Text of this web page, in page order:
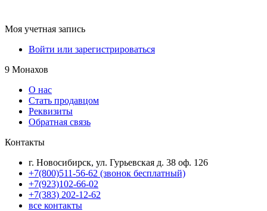
Моя учетная запись
Войти или зарегистрироваться
9 Монахов
О нас
Стать продавцом
Реквизиты
Обратная связь
Контакты
г. Новосибирск, ул. Гурьевская д. 38 оф. 126
+7(800)511-56-62 (звонок бесплатный)
+7(923)102-66-02
+7(383) 202-12-62
все контакты